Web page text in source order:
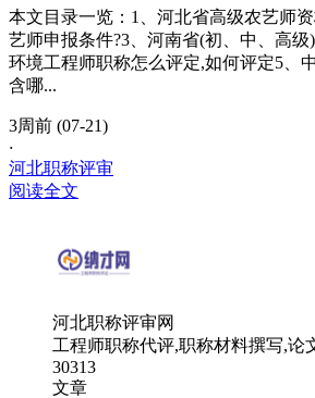
本文目录一览：1、河北省高级农艺师
艺师申报条件?3、河南省(初、中、高
环境工程师职称怎么评定,如何评定5、
含哪...
3周前 (07-21)
·
河北职称评审
阅读全文
河北职称评审网
工程师职称代评,职称材料撰写,论
30313
文章